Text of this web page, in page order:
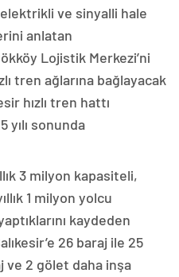
ve sinyalli hale
anlatan
Lojistik Merkezi’ni
tren ağlarına bağlayacak
hızlı tren hattı
yılı sonunda
3 milyon kapasiteli,
1 milyon yolcu
kaydeden
26 baraj ile 25
2 gölet daha inşa